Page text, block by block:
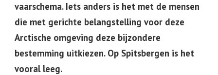
vaarschema. Iets anders is het met de mensen
die met gerichte belangstelling voor deze
Arctische omgeving deze bijzondere
bestemming uitkiezen. Op Spitsbergen is het
vooral leeg.